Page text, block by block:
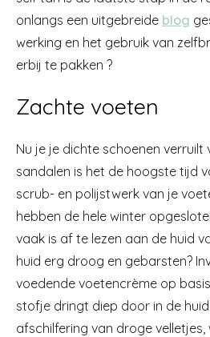
onlangs een uitgebreide blog
werking en het gebruik van
erbij te pakken ?
Zachte voeten
Nu je je dichte schoenen
sandalen is het de hoogste tijd
scrub- en polijstwerk van je
hebben de hele winter
vaak is af te lezen aan de huid
huid erg droog en gebarsten?
voedende voetencrème op
stofje dringt diep door in de
afschilfering van droge